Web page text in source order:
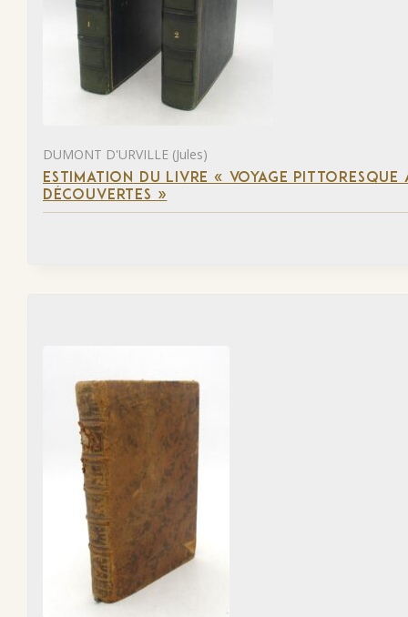
DUMONT D'URVILLE (Jules)
ESTIMATION DU LIVRE « VOYAGE
DÉCOUVERTES »